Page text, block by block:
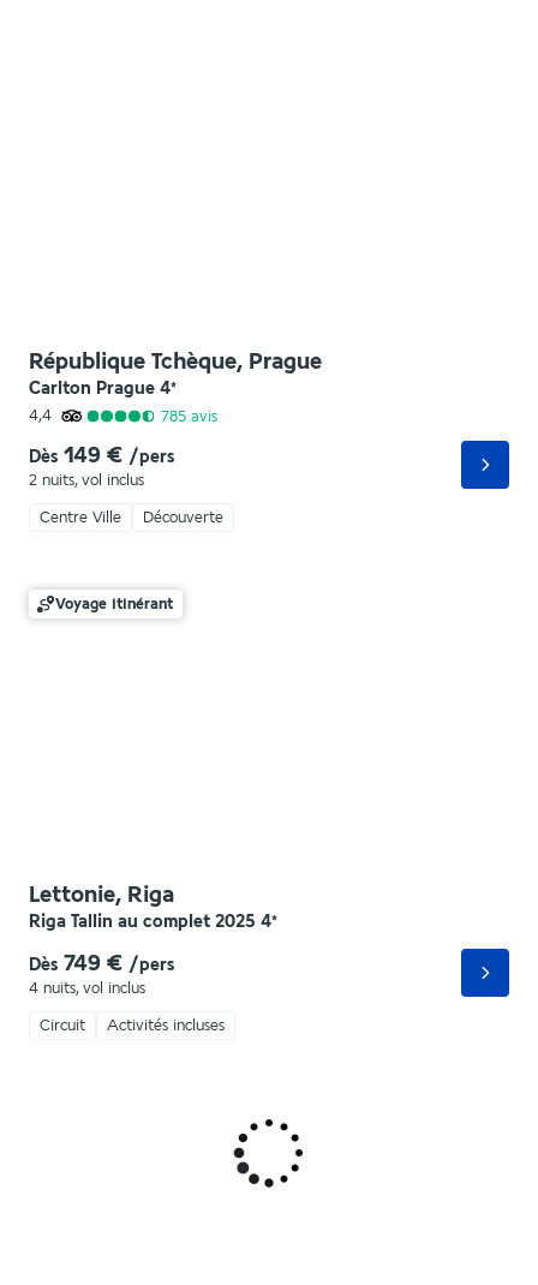
République Tchèque, Prague
Carlton Prague 4*
4,4
785 avis
Dès 149 € /pers
2 nuits, vol inclus
Centre Ville Découverte
Voyage itinérant
Lettonie, Riga
Riga Tallin au complet 2025 4*
Dès 749 € /pers
4 nuits, vol inclus
Circuit Activités incluses